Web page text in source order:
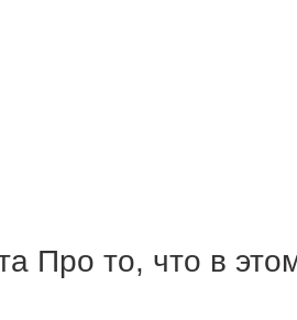
Про то, что в